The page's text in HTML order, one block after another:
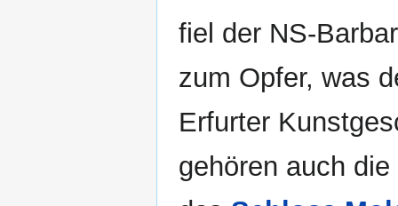
fiel der NS-
zum Opfer, was
Erfurter
gehören auch die